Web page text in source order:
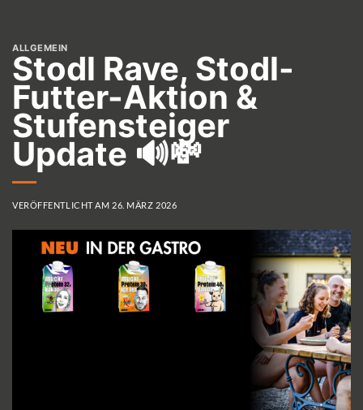
ALLGEMEIN
Stodl Rave, Stodl-
Futter-Aktion &
Stufensteiger
Update 🔊💸
VERÖFFENTLICHT AM 26. MÄRZ 2026